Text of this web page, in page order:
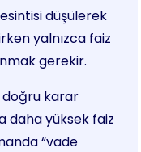
düşülerek
yalnızca faiz
gerekir.
doğru karar
daha yüksek faiz
“vade